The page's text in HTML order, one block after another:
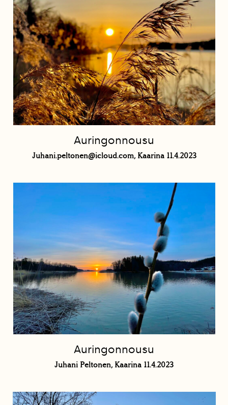
Auringonnousu
Juhani.peltonen@icloud.com, Kaarina 11.4.2023
Auringonnousu
Juhani Peltonen, Kaarina 11.4.2023